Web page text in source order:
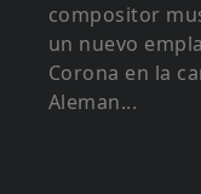
compositor
un nuevo
Corona en la
Aleman...